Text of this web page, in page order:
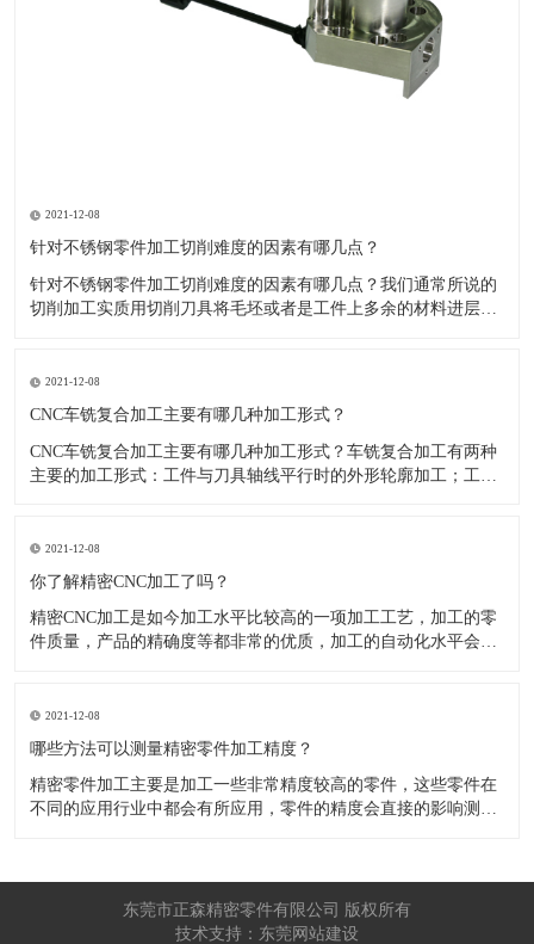
2021-12-08
针对不锈钢零件加工切削难度的因素有哪几点？
针对不锈钢零件加工切削难度的因素有哪几点？我们通常所说的
切削加工实质用切削刀具将毛坯或者是工件上多余的材料进层进
其他的常规材料，比如铜材和铝合金，究其原因有以下几个关键
因素： 一
2021-12-08
CNC车铣复合加工主要有哪几种加工形式？
CNC车铣复合加工主要有哪几种加工形式？车铣复合加工有两种
主要的加工形式：工件与刀具轴线平行时的外形轮廓加工；工件
2021-12-08
​你了解精密CNC加工了吗？
精密CNC加工是如今加工水平比较高的一项加工工艺，加工的零
件质量，产品的精确度等都非常的优质，加工的自动化水平会比
自动化技术水平高，非常适合加工轮廊样子繁杂的曲线图，斜面
零
2021-12-08
​哪些方法可以测量精密零件加工精度？
精密零件加工主要是加工一些非常精度较高的零件，这些零件在
不同的应用行业中都会有所应用，零件的精度会直接的影响测量
工按量具量仪的读数值是否直接表示被测尺寸的数值，可分为测
东莞市正森精密零件有限公司 版权所有
技术支持：东莞网站建设